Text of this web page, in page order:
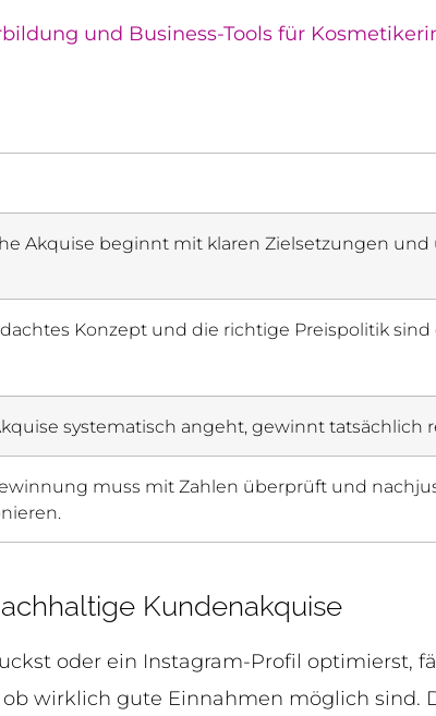
und Business-Tools für
Akquise beginnt mit klaren Zielsetzungen
Konzept und die richtige Preispolitik
systematisch angeht, gewinnt tatsächlich
muss mit Zahlen überprüft und
Kundenakquise
oder ein Instagram-Profil optimierst,
wirklich gute Einnahmen möglich sind.